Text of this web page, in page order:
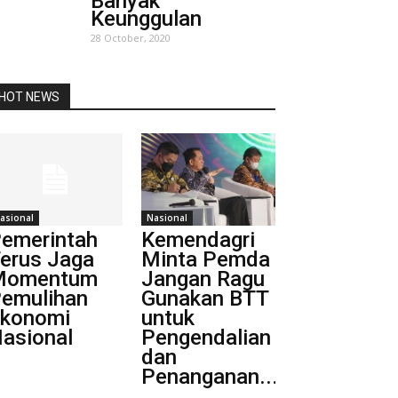
Keunggulan
28 October, 2020
HOT NEWS
Jaga
Nasional
Kemendagri
Minta Pemda
Jangan Ragu
Gunakan BTT
untuk
Pengendalian
dan
Penanganan...